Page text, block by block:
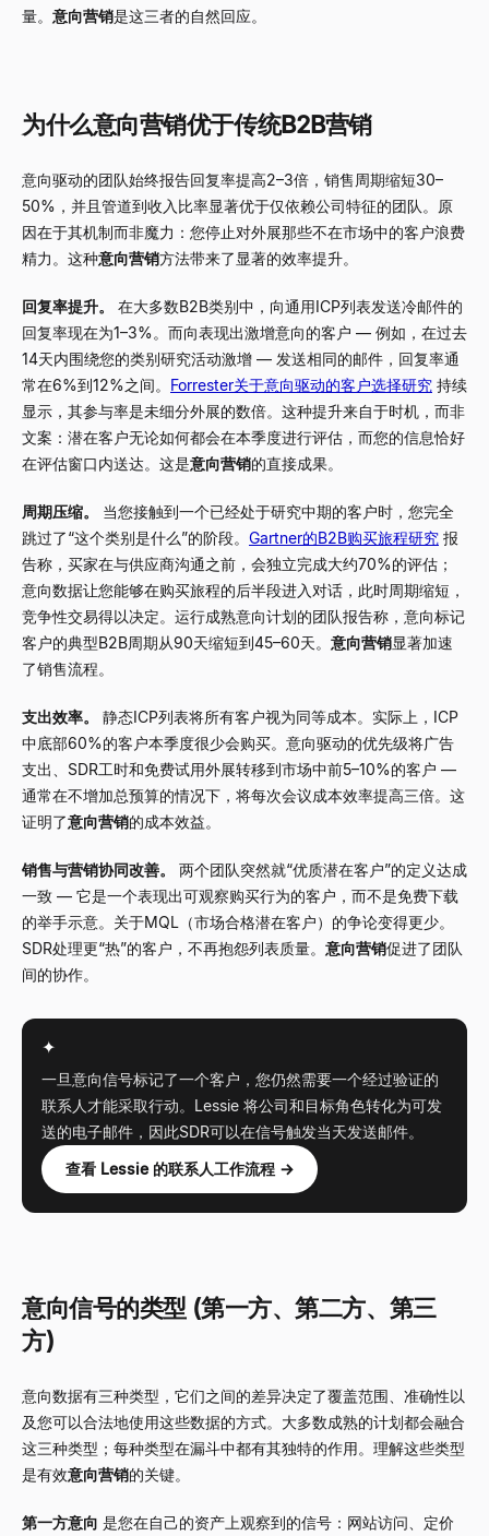
量。 意向营销是这三者的自然回应。
为什么意向营销优于传统B2B营销
意向驱动的团队始终报告回复率提高2–3倍，销售周期缩短30–
50%，并且管道到收入比率显著优于仅依赖公司特征的团队。原
因在于其机制而非魔力：您停止对外展那些不在市场中的客户浪费
精力。这种意向营销方法带来了显著的效率提升。
回复率提升。
在大多数B2B类别中，向通用ICP列表发送冷邮件的
回复率现在为1–3%。而向表现出激增意向的客户 — 例如，在过去
14天内围绕您的类别研究活动激增 — 发送相同的邮件，回复率通
常在6%到12%之间。 Forrester关于意向驱动的客户选择研究 持续
显示，其参与率是未细分外展的数倍。这种提升来自于时机，而非
文案：潜在客户无论如何都会在本季度进行评估，而您的信息恰好
在评估窗口内送达。这是意向营销的直接成果。
周期压缩。
当您接触到一个已经处于研究中期的客户时，您完全
跳过了“这个类别是什么”的阶段。 Gartner的B2B购买旅程研究 报
告称，买家在与供应商沟通之前，会独立完成大约70%的评估；
意向数据让您能够在购买旅程的后半段进入对话，此时周期缩短，
竞争性交易得以决定。运行成熟意向计划的团队报告称，意向标记
客户的典型B2B周期从90天缩短到45–60天。 意向营销显著加速
了销售流程。
支出效率。
静态ICP列表将所有客户视为同等成本。实际上，ICP
中底部60%的客户本季度很少会购买。意向驱动的优先级将广告
支出、SDR工时和免费试用外展转移到市场中前5–10%的客户 —
通常在不增加总预算的情况下，将每次会议成本效率提高三倍。这
证明了意向营销的成本效益。
销售与营销协同改善。
两个团队突然就“优质潜在客户”的定义达成
一致 — 它是一个表现出可观察购买行为的客户，而不是免费下载
的举手示意。关于MQL（市场合格潜在客户）的争论变得更少。
SDR处理更“热”的客户，不再抱怨列表质量。 意向营销促进了团队
间的协作。
✦
一旦意向信号标记了一个客户，您仍然需要一个经过验证的
联系人才能采取行动。Lessie 将公司和目标角色转化为可发
送的电子邮件，因此SDR可以在信号触发当天发送邮件。
查看 Lessie 的联系人工作流程 →
意向信号的类型 (第一方、第二方、第三
方)
意向数据有三种类型，它们之间的差异决定了覆盖范围、准确性以
及您可以合法地使用这些数据的方式。大多数成熟的计划都会融合
这三种类型；每种类型在漏斗中都有其独特的作用。理解这些类型
是有效意向营销的关键。
第一方意向 是您在自己的资产上观察到的信号：网站访问、定价